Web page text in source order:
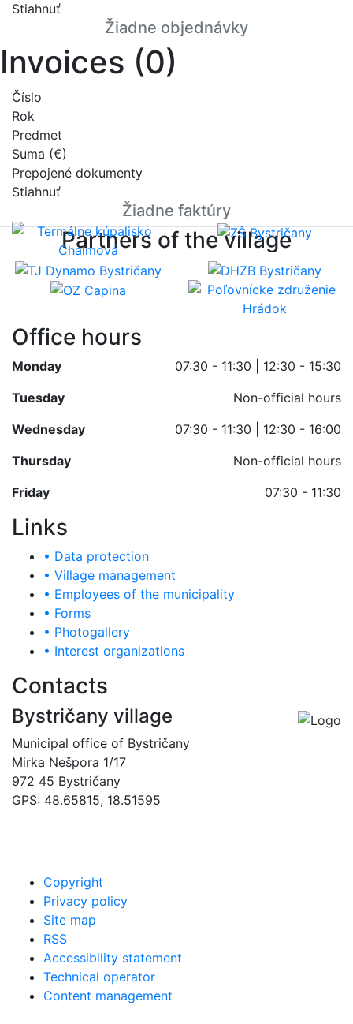
Stiahnuť
Žiadne objednávky
Invoices (0)
Číslo
Rok
Predmet
Suma (€)
Prepojené dokumenty
Stiahnuť
Žiadne faktúry
Partners of the village
Office hours
Monday
07:30 - 11:30 | 12:30 - 15:30
Tuesday
Non-official hours
Wednesday
07:30 - 11:30 | 12:30 - 16:00
Thursday
Non-official hours
Friday
07:30 - 11:30
Links
• Data protection
• Village management
• Employees of the municipality
• Forms
• Photogallery
• Interest organizations
Contacts
Bystričany village
Municipal office of Bystričany
Mirka Nešpora 1/17
972 45 Bystričany
GPS: 48.65815, 18.51595
Copyright
Privacy policy
Site map
RSS
Accessibility statement
Technical operator
Content management